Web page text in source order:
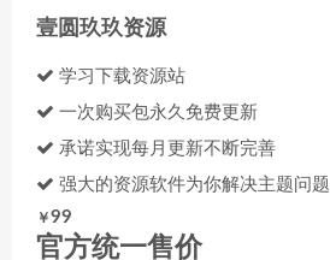
壹圆玖玖资源
学习下载资源站
一次购买包永久免费更新
承诺实现每月更新不断完善
强大的资源软件为你解决主题问题
￥99
官方统一售价